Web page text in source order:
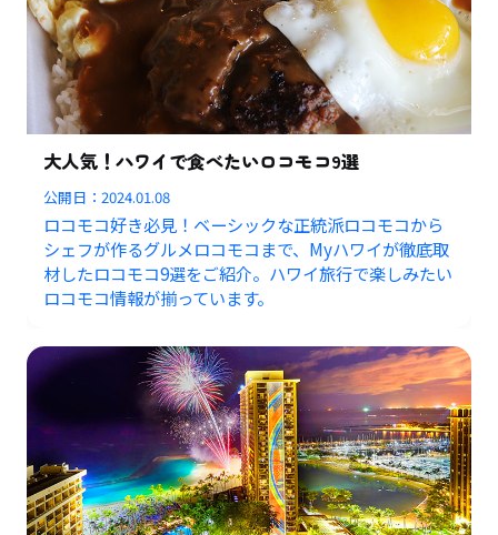
大人気！ハワイで食べたいロコモコ9選
公開日：2024.01.08
ロコモコ好き必見！ベーシックな正統派ロコモコから
シェフが作るグルメロコモコまで、Myハワイが徹底取
材したロコモコ9選をご紹介。ハワイ旅行で楽しみたい
ロコモコ情報が揃っています。